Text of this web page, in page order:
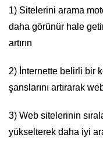
1) Sitelerini arama
daha görünür hale
artırın
2) İnternette belirli bir
şanslarını artırarak
3) Web sitelerinin
yükselterek daha iyi